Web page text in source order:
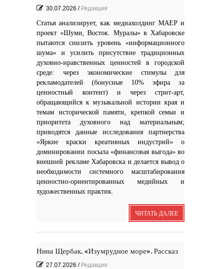
30.07.2026 / Редакция
Статья анализирует, как медиахолдинг МАЕР и
проект «Шуми, Восток. Муралы» в Хабаровске
пытаются снизить уровень «информационного
шума» и усилить присутствие традиционных
духовно-нравственных ценностей в городской
среде: через экономические стимулы для
рекламодателей (бонусные 10% эфира за
ценностный контент) и через стрит-арт,
обращающийся к музыкальной истории края и
темам исторической памяти, крепкой семьи и
приоритета духовного над материальным;
приводятся данные исследования партнерства
«Яркие краски креативных индустрий» о
доминировании посыла «финансовая выгода» во
внешней рекламе Хабаровска и делается вывод о
необходимости системного масштабирования
ценностно-ориентированных медийных и
художественных практик.
ЧИТАТЬ ДАЛЕЕ
Нина Щербак. «Изумрудное море». Рассказ
27.07.2026 / Редакция